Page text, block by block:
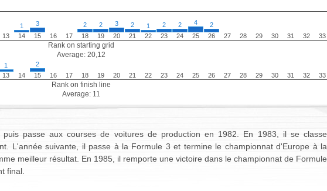
13
1
14
3
15
16 17
2
18
2
19
3
20
2
21
1
22
2
23
2
24
4
25
2
26
27 28 29 30 31 32 33
Rank on starting grid
Average: 20,12
1
13
14
2
15
16 17 18 19 20 21 22 23 24 25 26 27 28 29 30 31 32 33
Rank on finish line
Average: 11
passe aux courses de voitures de production en 1982. En 1983, il se classe
L'année suivante, il passe à la Formule 3 et termine le championnat d'Europe à la
meilleur résultat. En 1985, il remporte une victoire dans le championnat de Formule
final.